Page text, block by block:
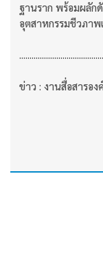
ฐานราก พร้อมผลัก
อุตสาหกรรมชีวภา
ข่าว : งานสื่อสารอ